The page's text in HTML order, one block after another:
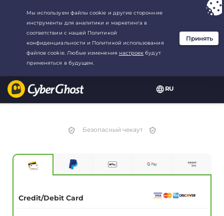
RU
Ваш выбор: Лучшая сделкадля1.5-год at$
Безопасный чекаут
Credit/Debit Card